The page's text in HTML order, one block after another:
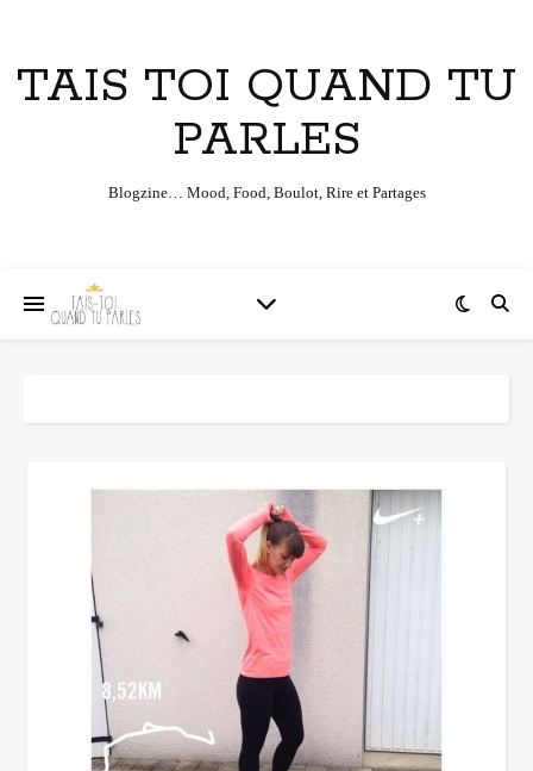
TAIS TOI QUAND TU
PARLES
Blogzine… Mood, Food, Boulot, Rire et Partages